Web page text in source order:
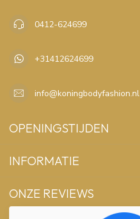
0412-624699
+31412624699
info@koningbodyfashion.nl
OPENINGSTIJDEN
INFORMATIE
ONZE REVIEWS